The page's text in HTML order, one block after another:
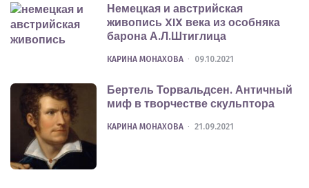
Немецкая и австрийская
живопись XIX века из особняка
барона А.Л.Штиглица
POSTED
КАРИНА МОНАХОВА 09.10.2021
Бертель Торвальдсен. Античный
миф в творчестве скульптора
POSTED
КАРИНА МОНАХОВА 21.09.2021